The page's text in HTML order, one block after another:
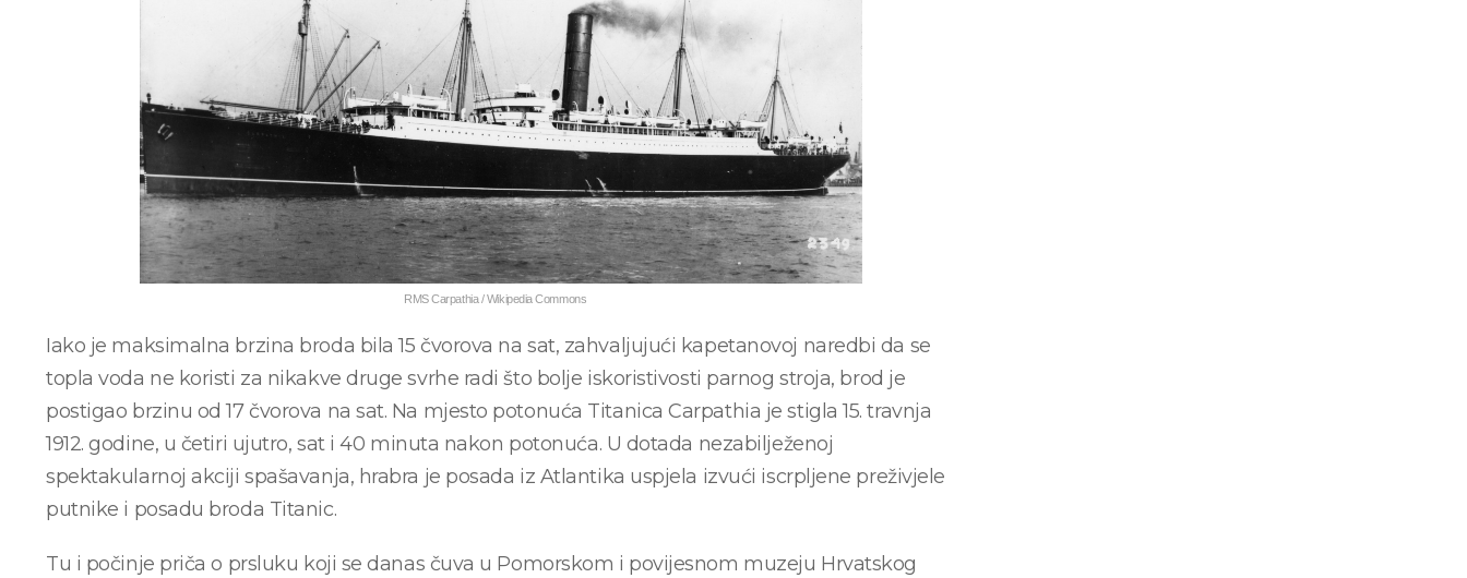
RMS Carpathia / Wikipedia Commons
Iako je maksimalna brzina broda bila 15 čvorova na sat, zahvaljujući kapetanovoj naredbi da se
topla voda ne koristi za nikakve druge svrhe radi što bolje iskoristivosti parnog stroja, brod je
postigao brzinu od 17 čvorova na sat. Na mjesto potonuća Titanica Carpathia je stigla 15. travnja
1912. godine, u četiri ujutro, sat i 40 minuta nakon potonuća. U dotada nezabilježenoj
spektakularnoj akciji spašavanja, hrabra je posada iz Atlantika uspjela izvući iscrpljene preživjele
putnike i posadu broda Titanic.
Tu i počinje priča o prsluku koji se danas čuva u Pomorskom i povijesnom muzeju Hrvatskog